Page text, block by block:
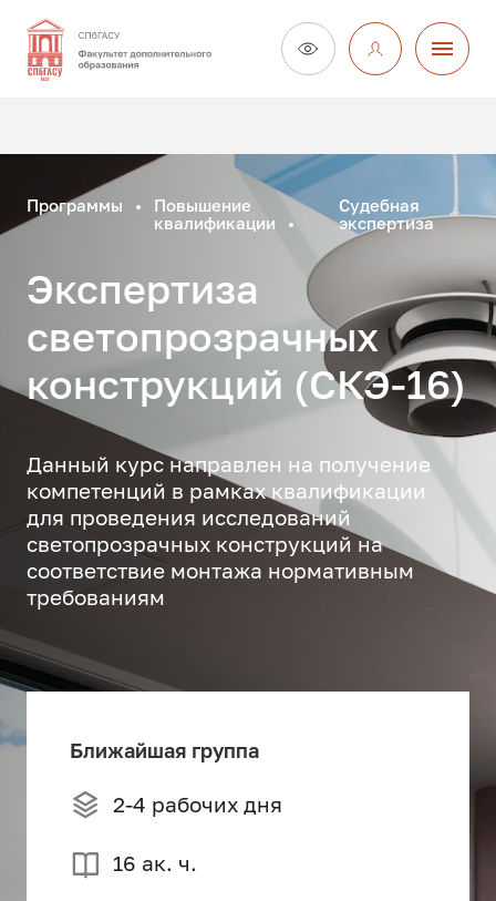
Программы
Повышение
квалификации
Судебная
экспертиза
Экспертиза
светопрозрачных
конструкций (СКЭ-16)
Данный курс направлен на получение
компетенций в рамках квалификации
для проведения исследований
светопрозрачных конструкций на
соответствие монтажа нормативным
требованиям
Ближайшая группа
2-4 рабочих дня
16 ак. ч.